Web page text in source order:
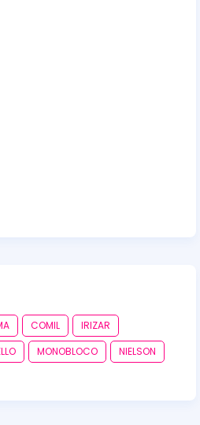
COMIL
IRIZAR
MONOBLOCO
NIELSON